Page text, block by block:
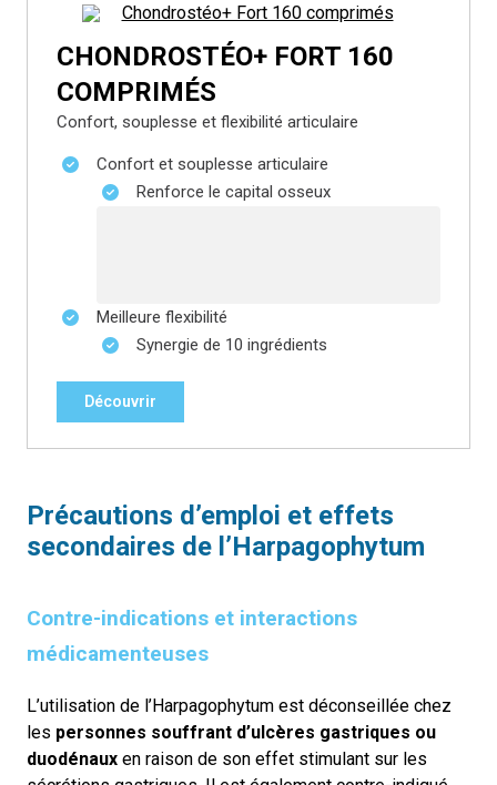
CHONDROSTÉO+ FORT 160
COMPRIMÉS
Confort, souplesse et flexibilité articulaire
Confort et souplesse articulaire
Renforce le capital osseux
Meilleure flexibilité
Synergie de 10 ingrédients
Découvrir
Précautions d’emploi et effets
secondaires de l’Harpagophytum
Contre-indications et interactions
médicamenteuses
L’utilisation de l’Harpagophytum est déconseillée chez
les personnes souffrant d’ulcères gastriques ou
duodénaux en raison de son effet stimulant sur les